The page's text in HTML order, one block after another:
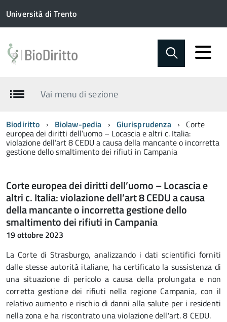
Università di Trento
Vai menu di sezione
Biodiritto Biolaw-pedia Giurisprudenza Corte
europea dei diritti dell’uomo – Locascia e altri c. Italia:
violazione dell’art 8 CEDU a causa della mancante o incorretta
gestione dello smaltimento dei rifiuti in Campania
Corte europea dei diritti dell’uomo – Locascia e
altri c. Italia: violazione dell’art 8 CEDU a causa
della mancante o incorretta gestione dello
smaltimento dei rifiuti in Campania
19 ottobre 2023
La Corte di Strasburgo, analizzando i dati scientifici forniti
dalle stesse autorità italiane, ha certificato la sussistenza di
una situazione di pericolo a causa della prolungata e non
corretta gestione dei rifiuti nella regione Campania, con il
relativo aumento e rischio di danni alla salute per i residenti
nella zona e ha riscontrato una violazione dell'art. 8 CEDU.